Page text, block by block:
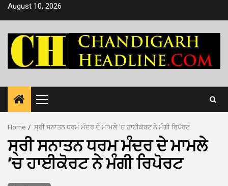
SkipAugust 10, 2026
Primary
Menu
Home ਸ੍ਰੀ ਸਨਾਤਨ ਧਰਮ ਮੰਦਰ ਦੇ ਮਾਮਲੇ ’ਚ ਹਾਈਕੋਰਟ ਨੇ ਮੰਗੀ ਰਿਪੋਰਟ
ਸ੍ਰੀ ਸਨਾਤਨ ਧਰਮ ਮੰਦਰ ਦੇ ਮਾਮਲੇ
’ਚ ਹਾਈਕੋਰਟ ਨੇ ਮੰਗੀ ਰਿਪੋਰਟ